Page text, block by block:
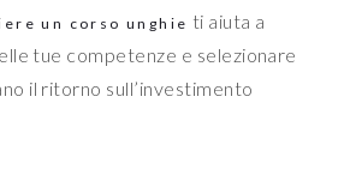
un corso unghie ti aiuta a
tue competenze e selezionare
il ritorno sull’investimento